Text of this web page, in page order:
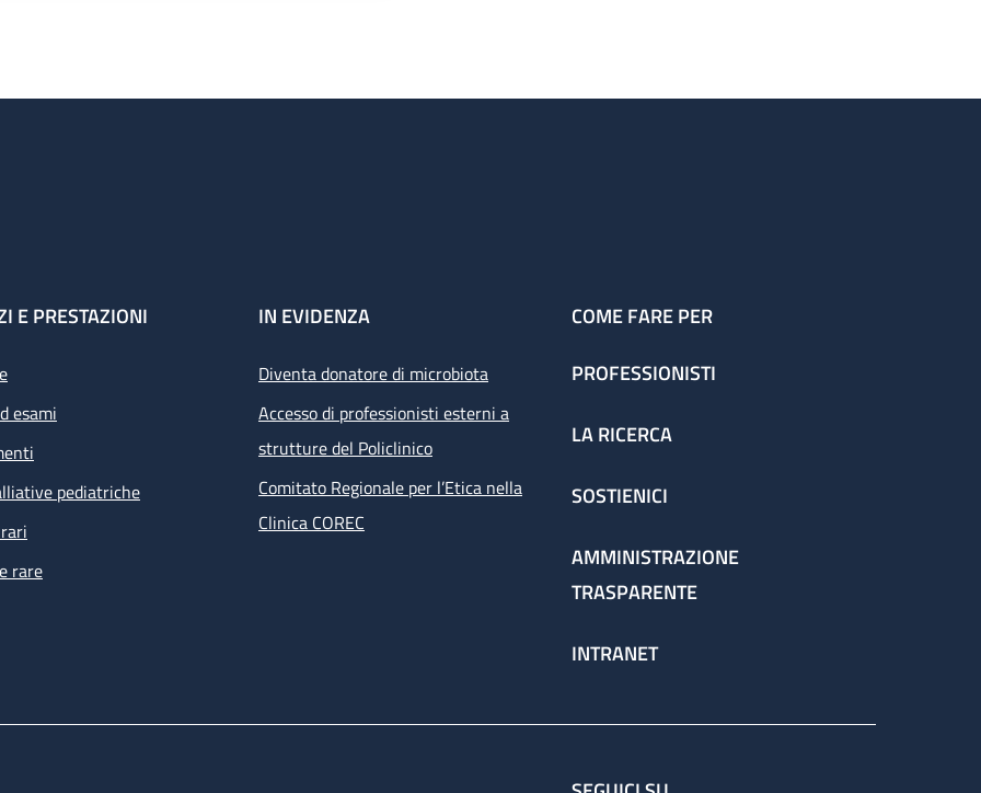
E PRESTAZIONI
esami
pediatriche
rare
IN EVIDENZA
Diventa donatore di microbiota
Accesso di professionisti esterni a
strutture del Policlinico
Comitato Regionale per l’Etica nella
Clinica COREC
COME FARE PER
PROFESSIONISTI
LA RICERCA
SOSTIENICI
AMMINISTRAZIONE
TRASPARENTE
INTRANET